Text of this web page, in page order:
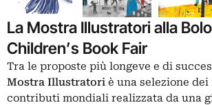
La Mostra Illustratori alla
Children’s Book Fair
Tra le proposte più longeve e di
Mostra Illustratori è una selezione
contributi mondiali realizzata da una